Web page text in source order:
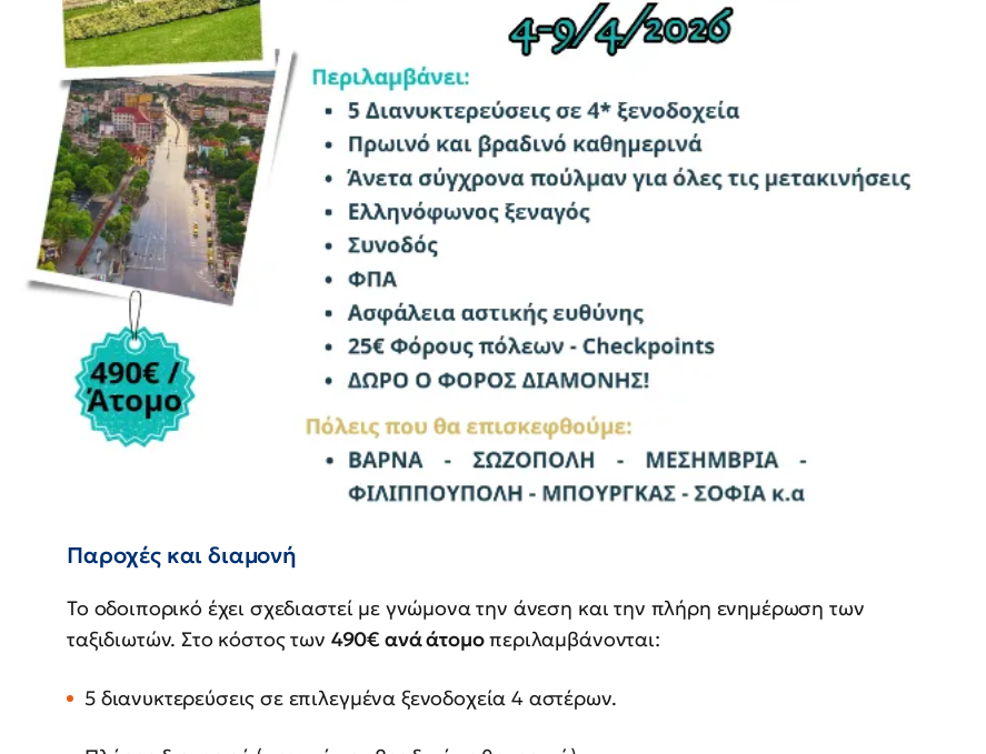
Παροχές και διαμονή
Το οδοιπορικό έχει σχεδιαστεί με γνώμονα την άνεση και την πλήρη ενημέρωση των
ταξιδιωτών. Στο κόστος των 490€ ανά άτομοπεριλαμβάνονται:
5 διανυκτερεύσεις σε επιλεγμένα ξενοδοχεία 4 αστέρων.